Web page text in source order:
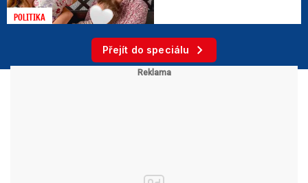
POLITIKA
Přejít do speciálu